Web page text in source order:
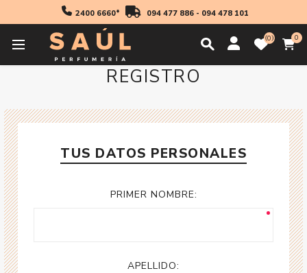
2400 6660* 094 477 886- 094 478 101
0 0
REGISTRO
TUS DATOS PERSONALES
PRIMER NOMBRE:
APELLIDO: